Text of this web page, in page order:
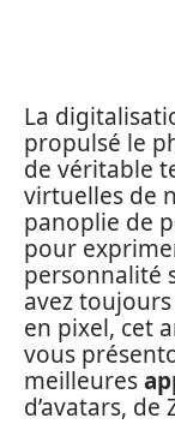
La
propulsé le
de véritable
virtuelles de
panoplie de
pour
personnalité
avez
en pixel, cet
vous
meilleures
d’avatars,